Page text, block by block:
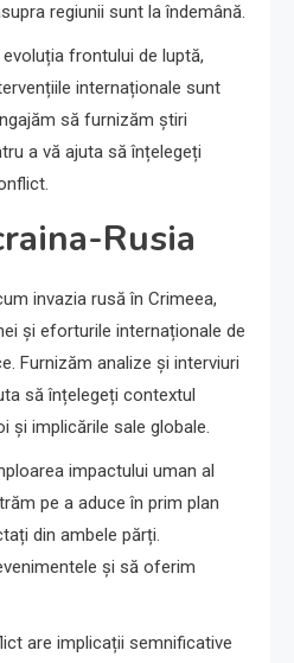
regiunii sunt la îndemână.
frontului de luptă,
internaționale sunt
să furnizăm știri
a vă ajuta să înțelegeți
Rusia
invazia rusă în Crimeea,
și eforturile internaționale de
Furnizăm analize și interviuri
să înțelegeți contextul
și implicările sale globale.
impactului uman al
pe a aduce în prim plan
din ambele părți.
și să oferim
are implicații semnificative